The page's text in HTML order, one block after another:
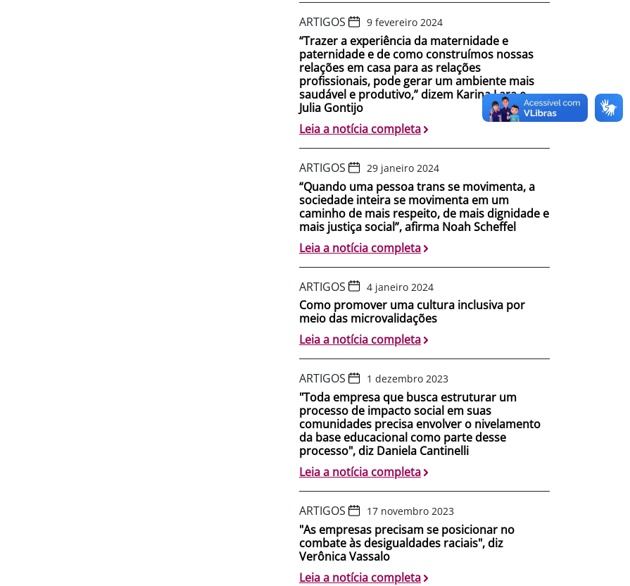
ARTIGOS 9 fevereiro 2024
“Trazer a experiência da maternidade e
paternidade e de como construímos nossas
relações em casa para as relações
profissionais, pode gerar um ambiente mais
saudável e produtivo,” dizem Karina Lara e
Julia Gontijo
Leia a notícia completa
ARTIGOS 29 janeiro 2024
“Quando uma pessoa trans se movimenta, a
sociedade inteira se movimenta em um
caminho de mais respeito, de mais dignidade e
mais justiça social”, afirma Noah Scheffel
Leia a notícia completa
ARTIGOS 4 janeiro 2024
Como promover uma cultura inclusiva por
meio das microvalidações
Leia a notícia completa
ARTIGOS 1 dezembro 2023
"Toda empresa que busca estruturar um
processo de impacto social em suas
comunidades precisa envolver o nivelamento
da base educacional como parte desse
processo", diz Daniela Cantinelli
Leia a notícia completa
ARTIGOS 17 novembro 2023
"As empresas precisam se posicionar no
combate às desigualdades raciais", diz
Verônica Vassalo
Leia a notícia completa